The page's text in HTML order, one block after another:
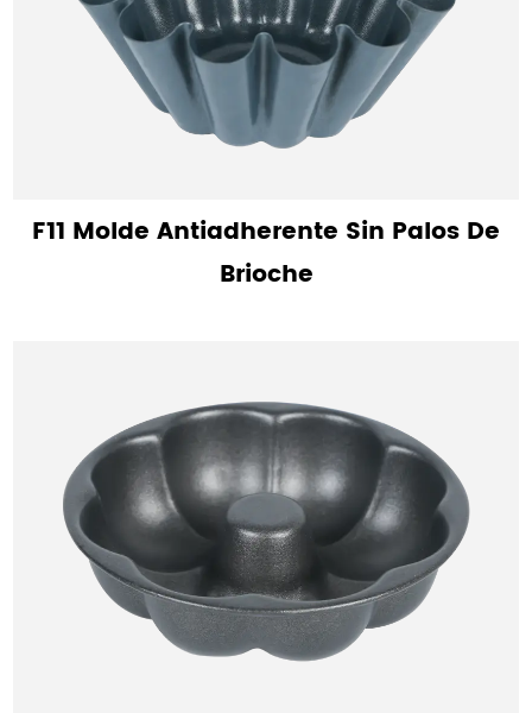
F11 Molde Antiadherente Sin Palos De
Brioche